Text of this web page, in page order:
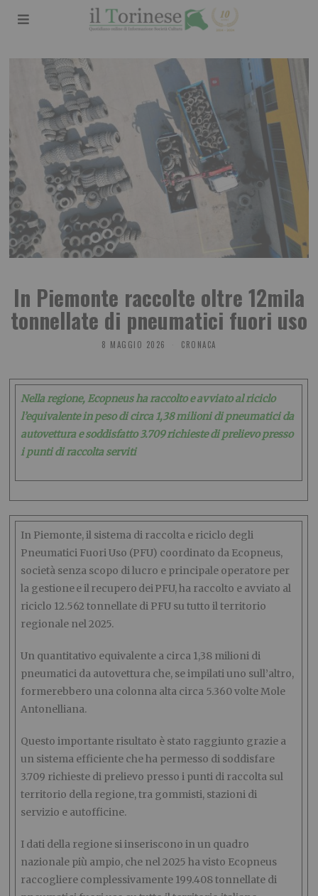
In Piemonte raccolte oltre 12mila
tonnellate di pneumatici fuori uso
8 MAGGIO 2026 CRONACA
Nella regione, Ecopneus ha raccolto e avviato al riciclo
l’equivalente in peso di circa 1,38 milioni di pneumatici da
autovettura e soddisfatto 3.709 richieste di prelievo presso
i punti di raccolta serviti
In Piemonte, il sistema di raccolta e riciclo degli
Pneumatici Fuori Uso (PFU) coordinato da Ecopneus,
società senza scopo di lucro e principale operatore per
la gestione e il recupero dei PFU, ha raccolto e avviato al
riciclo 12.562 tonnellate di PFU su tutto il territorio
regionale nel 2025.
Un quantitativo equivalente a circa 1,38 milioni di
pneumatici da autovettura che, se impilati uno sull’altro,
formerebbero una colonna alta circa 5.360 volte Mole
Antonelliana.
Questo importante risultato è stato raggiunto grazie a
un sistema efficiente che ha permesso di soddisfare
3.709 richieste di prelievo presso i punti di raccolta sul
territorio della regione, tra gommisti, stazioni di
servizio e autofficine.
I dati della regione si inseriscono in un quadro
nazionale più ampio, che nel 2025 ha visto Ecopneus
raccogliere complessivamente 199.408 tonnellate di